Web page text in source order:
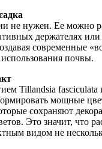
не нужен. Ее можно
держателях
современные
почвы.
Tillandsia fasciculata
мощные
сохраняют
Это значит, что
видом не